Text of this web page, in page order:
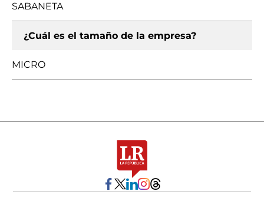
SABANETA
¿Cuál es el tamaño de la empresa?
MICRO